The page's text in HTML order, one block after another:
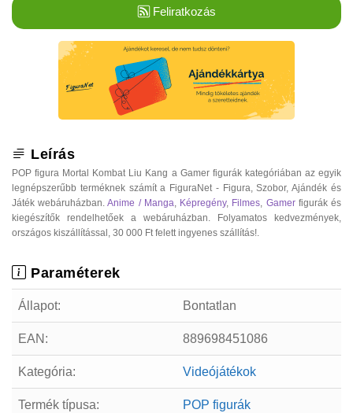
Feliratkozás
Leírás
POP figura Mortal Kombat Liu Kang a Gamer figurák kategóriában az egyik
legnépszerűbb terméknek számít a FiguraNet - Figura, Szobor, Ajándék és
Játék webáruházban.Anime / Manga Képregény, Filmes Gamerfigurák és
kiegészítők rendelhetőek a webáruházban. Folyamatos kedvezmények,
országos kiszállítással, 30 000 Ft felett ingyenes szállítás!.
Paraméterek
Állapot: Bontatlan
EAN: 889698451086
Kategória: Videójátékok
Termék típusa: POP figurák